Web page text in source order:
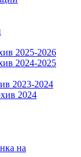
2025-2026
2024-2025
2023-2024
2024
на